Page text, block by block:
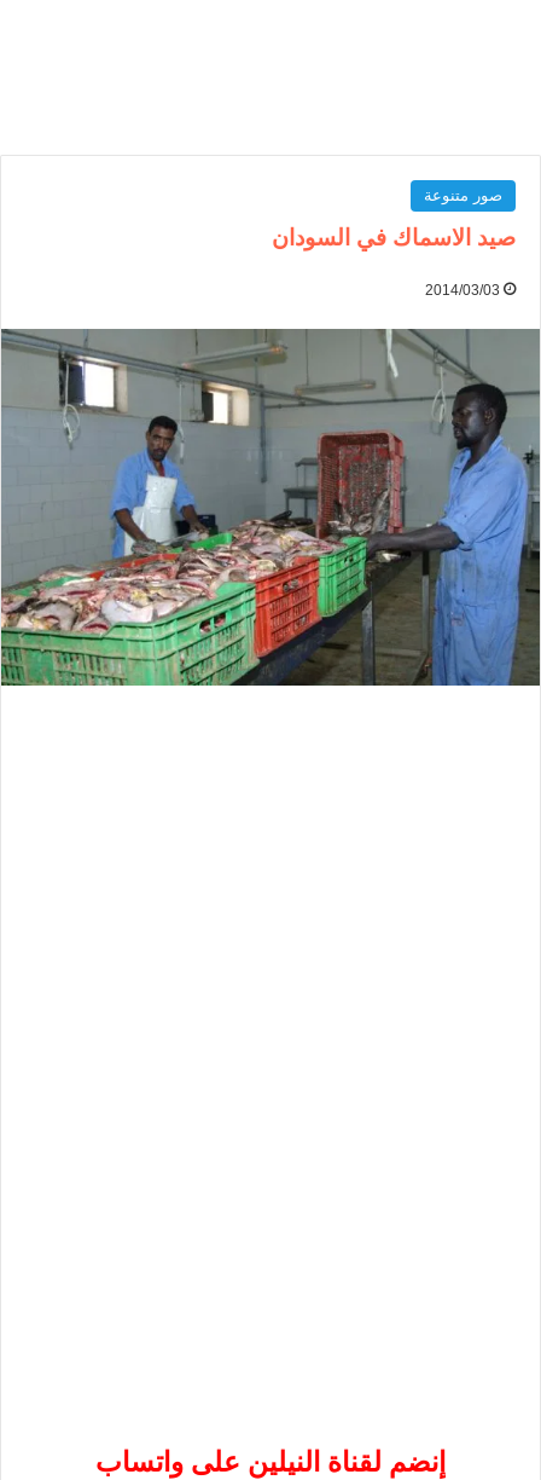
صور متنوعة
صيد الاسماك في السودان
2014/03/03
إنضم لقناة النيلين على واتساب